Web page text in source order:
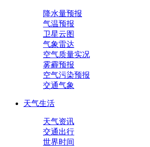
降水量预报
气温预报
卫星云图
气象雷达
空气质量实况
雾霾预报
空气污染预报
交通气象
天气生活
天气资讯
交通出行
世界时间